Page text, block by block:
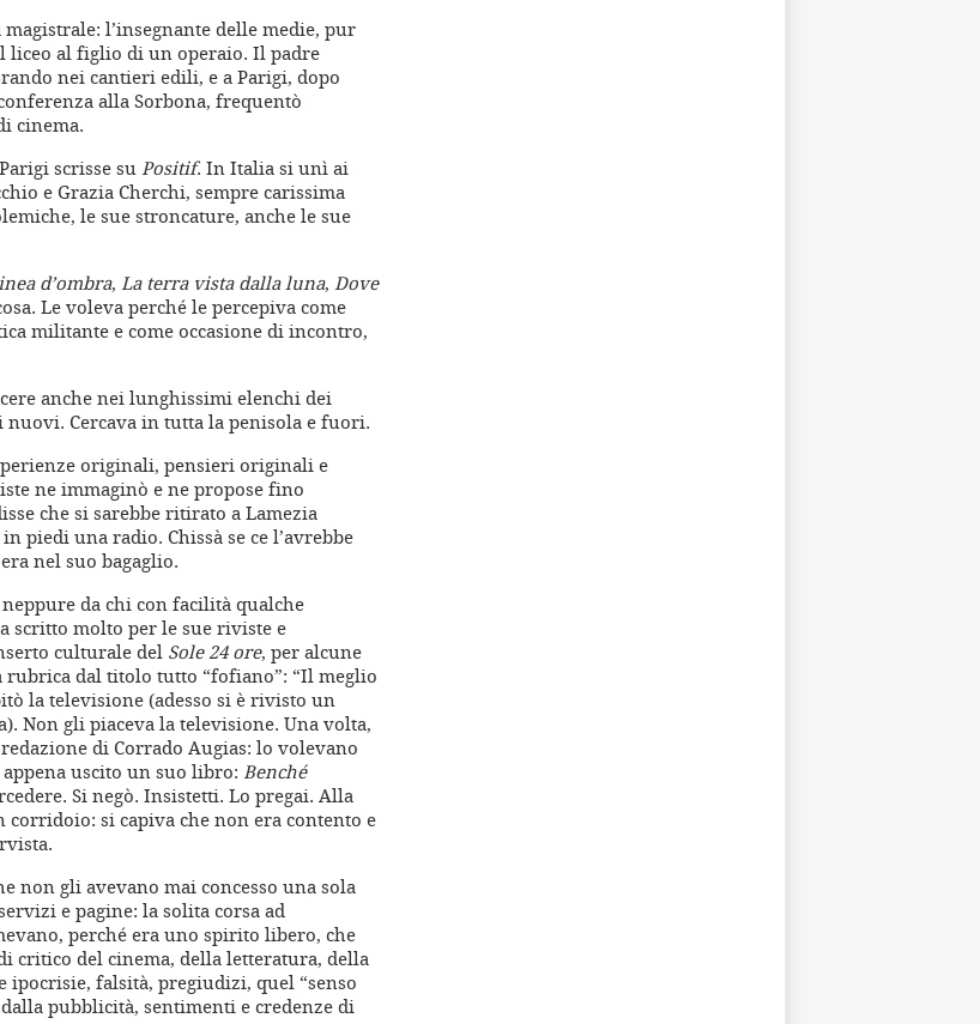
l’insegnante delle medie, pur
liceo al figlio di un operaio. Il padre
nei cantieri edili, e a Parigi, dopo
alla Sorbona, frequentò
cinema.
scrisse su Positif. In Italia si unì ai
e Grazia Cherchi, sempre carissima
le sue stroncature, anche le sue
d’ombra, La terra vista dalla luna, Dove
Le voleva perché le percepiva come
militante e come occasione di incontro,
anche nei lunghissimi elenchi dei
Cercava in tutta la penisola e fuori.
originali, pensieri originali e
ne immaginò e ne propose fino
che si sarebbe ritirato a Lamezia
piedi una radio. Chissà se ce l’avrebbe
nel suo bagaglio.
da chi con facilità qualche
scritto molto per le sue riviste e
culturale del Sole 24 ore, per alcune
dal titolo tutto “fofiano”: “Il meglio
la televisione (adesso si è rivisto un
Non gli piaceva la televisione. Una volta,
di Corrado Augias: lo volevano
uscito un suo libro: Benché
Si negò. Insistetti. Lo pregai. Alla
si capiva che non era contento e
non gli avevano mai concesso una sola
e pagine: la solita corsa ad
perché era uno spirito libero, che
critico del cinema, della letteratura, della
ipocrisie, falsità, pregiudizi, quel “senso
pubblicità, sentimenti e credenze di